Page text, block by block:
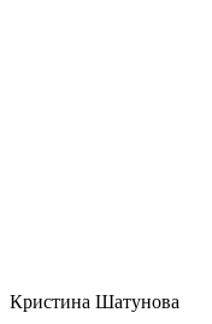
Кристина Шатунова